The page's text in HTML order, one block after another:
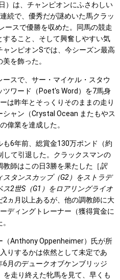
）は、チャンピオンにふさわしい
続で、優秀だが謎めいた馬クラッ
ースで優勝を収めた。同馬の競走
ること、そして興奮しやすい気
ンピオンSでは、今シーズン最高
を飾った。
スで、サー・マイケル・スタウ
ツワード（Poet's Word）を7馬身
は昨年とそっくりそのままの走り
ャン（Crystal Ocean またもやス
偉業を達成した。
6年前、総賞金130万ポンド（約
て引退した。クラックスマンの
師はこの日3勝を果たした［訳
スタンスカップ（G2）をストラデ
ス2世S（G1 ）をロアリングライオ
2ヵ月以上あるが、他の調教師に大
ディングトレーナー（獲得賞金に
Anthony Oppenheimer）氏が所
りするかは依然として未定であ
月のデュークオブケンブリッジ
を走り終えた牝馬を見て、早くも